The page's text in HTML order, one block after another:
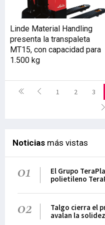
Linde Material Handling
presenta la transpaleta
MT15, con capacidad para
1.500 kg
1 2 3
Noticias más vistas
01
El Grupo
polietileno
02
Talgo cierra el
avalan la